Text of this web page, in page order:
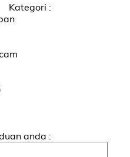
Kategori :
anda :